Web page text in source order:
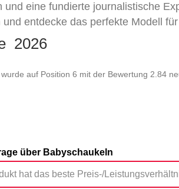
eine fundierte journalistische
entdecke das perfekte Modell
2026
auf Position 6 mit der Bewertung 2.84
über Babyschaukeln